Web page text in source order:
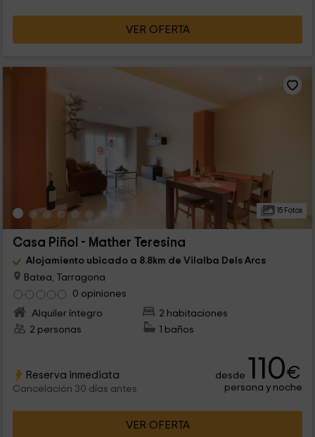
VER OFERTA
15 Fotos
Casa Piñol - Mather Teresina
Alojamiento ubicado a 8.8km de Vilalba Dels Arcs
Batea, Tarragona
0 opiniones
Alquiler íntegro
2 habitaciones
2 personas
1 baños
Reserva inmediata
Cancelación 30 días antes
desde 110€
persona y noche
VER OFERTA